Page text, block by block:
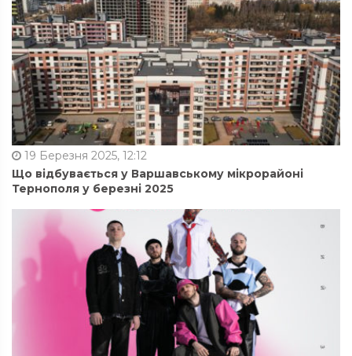
19 Березня 2025, 12:12
Що відбувається у Варшавському мікрорайоні
Тернополя у березні 2025